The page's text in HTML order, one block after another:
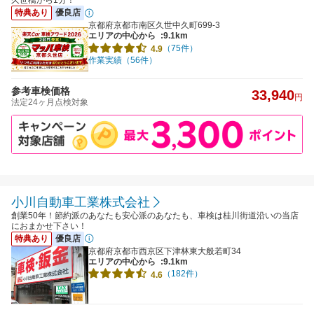
特典あり
優良店
京都府京都市南区久世中久町699-3
エリアの中心から
:9.1km
4.9 （75件）
作業実績（56件）
参考車検価格
法定24ヶ月点検対象 33,940円
小川自動車工業株式会社
創業50年！節約派のあなたも安心派のあなたも、車検は桂川街道沿いの当店
におまかせ下さい！
特典あり
優良店
京都府京都市西京区下津林東大般若町34
エリアの中心から
:9.1km
4.6 （182件）